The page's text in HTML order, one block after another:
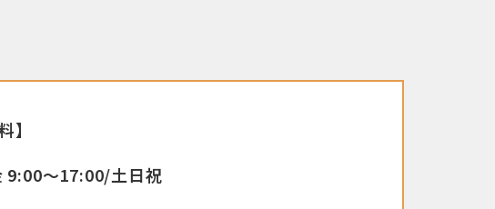
】
9:00〜17:00/土日祝